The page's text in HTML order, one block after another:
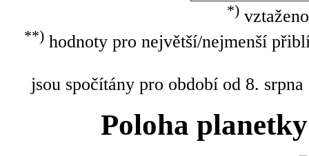
*)
**)hodnoty pro největší/nejmenší
jsou spočítány pro období od 8.
Poloha